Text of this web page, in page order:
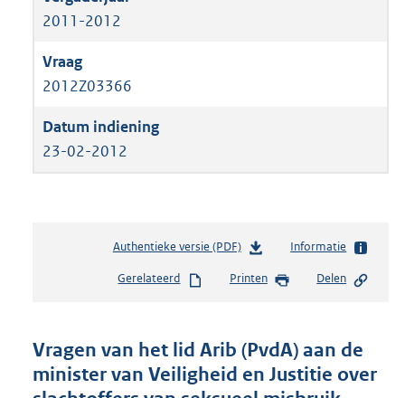
2011-2012
2012Z03366
23-02-2012
Authentieke versie (PDF)b
s
n
d
s
Informatie
Gerelateerd Printen Delen
Vragen van het lid Arib (PvdA) aan de
minister van Veiligheid en Justitie over